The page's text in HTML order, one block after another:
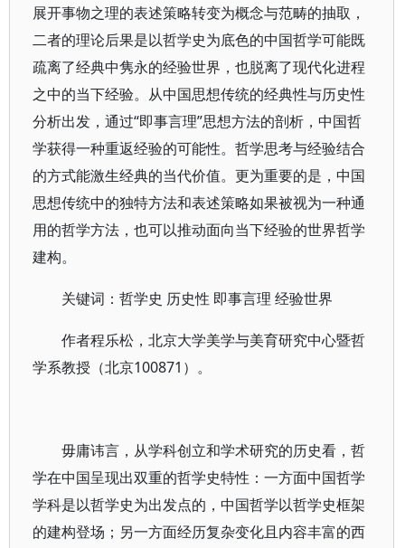
展开事物之理的表述策略转变为概念与范畴的抽取，
二者的理论后果是以哲学史为底色的中国哲学可能既
疏离了经典中隽永的经验世界，也脱离了现代化进程
之中的当下经验。从中国思想传统的经典性与历史性
分析出发，通过“即事言理”思想方法的剖析，中国哲
学获得一种重返经验的可能性。哲学思考与经验结合
的方式能激生经典的当代价值。更为重要的是，中国
思想传统中的独特方法和表述策略如果被视为一种通
用的哲学方法，也可以推动面向当下经验的世界哲学
建构。
关键词：哲学史 历史性 即事言理 经验世界
作者程乐松，北京大学美学与美育研究中心暨哲
学系教授（北京100871）。
毋庸讳言，从学科创立和学术研究的历史看，哲
学在中国呈现出双重的哲学史特性：一方面中国哲学
学科是以哲学史为出发点的，中国哲学以哲学史框架
的建构登场；另一方面经历复杂变化且内容丰富的西